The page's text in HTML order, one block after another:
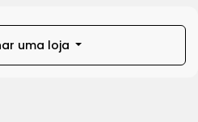
uma loja